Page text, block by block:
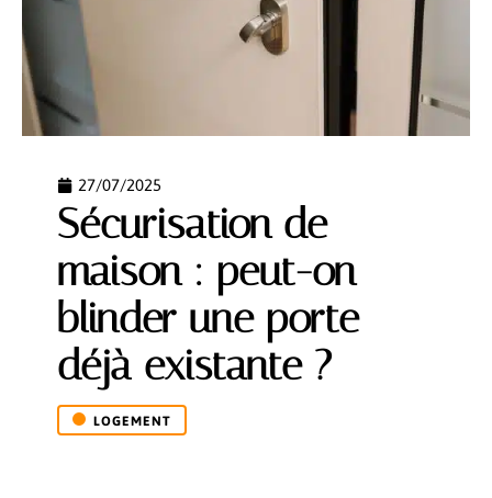
27/07/2025
Sécurisation de
maison : peut-on
blinder une porte
déjà existante ?
LOGEMENT